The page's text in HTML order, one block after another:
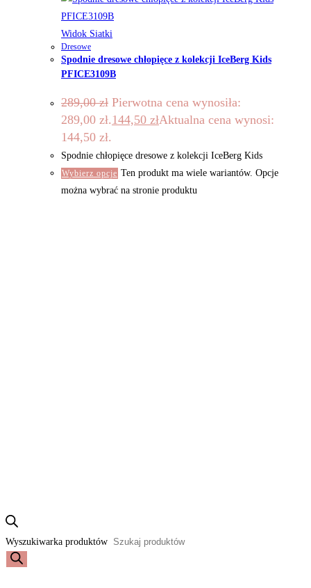
Widok Siatki
Dresowe
Spodnie dresowe chłopięce z kolekcji IceBerg Kids
PFICE3109B
289,00zł Pierwotna cena wynosiła:
289,00 zł.144,50 złAktualna cena wynosi:
144,50 zł.
Spodnie chłopięce dresowe z kolekcji IceBerg Kids
Wybierz opcje Ten produkt ma wiele wariantów. Opcje
można wybrać na stronie produktu
Wyszukiwarka produktów